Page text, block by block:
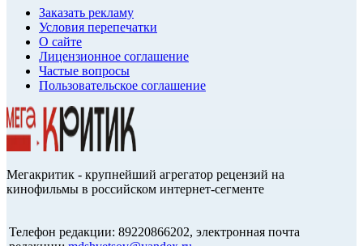
Заказать рекламу
Условия перепечатки
О сайте
Лицензионное соглашение
Частые вопросы
Пользовательское соглашение
Мегакритик - крупнейший агрегатор рецензий на
кинофильмы в российском интернет-сегменте
Телефон редакции: 89220866202, электронная почта